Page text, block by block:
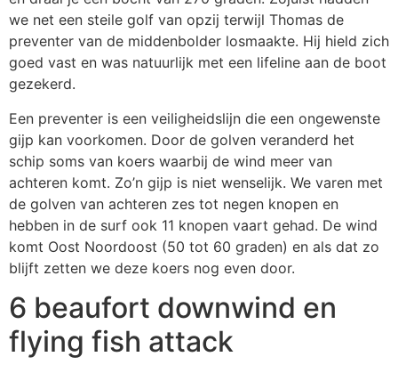
we net een steile golf van opzij terwijl Thomas de
preventer van de middenbolder losmaakte. Hij hield zich
goed vast en was natuurlijk met een lifeline aan de boot
gezekerd.
Een preventer is een veiligheidslijn die een ongewenste
gijp kan voorkomen. Door de golven veranderd het
schip soms van koers waarbij de wind meer van
achteren komt. Zo’n gijp is niet wenselijk. We varen met
de golven van achteren zes tot negen knopen en
hebben in de surf ook 11 knopen vaart gehad. De wind
komt Oost Noordoost (50 tot 60 graden) en als dat zo
blijft zetten we deze koers nog even door.
6 beaufort downwind en
flying fish attack